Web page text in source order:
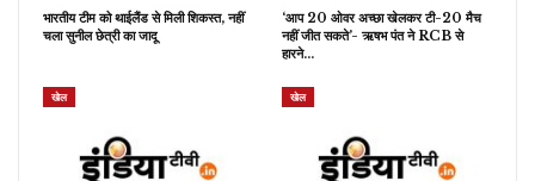
भारतीय टीम को थाईलैंड से मिली शिकस्त, नहीं
चला सुनील छेत्री का जादू
‘आप 20 ओवर अच्छा खेलकर टी-20 मैच
नहीं जीत सकते’- ऋषभ पंत ने RCB से
हारने…
खेल खेल